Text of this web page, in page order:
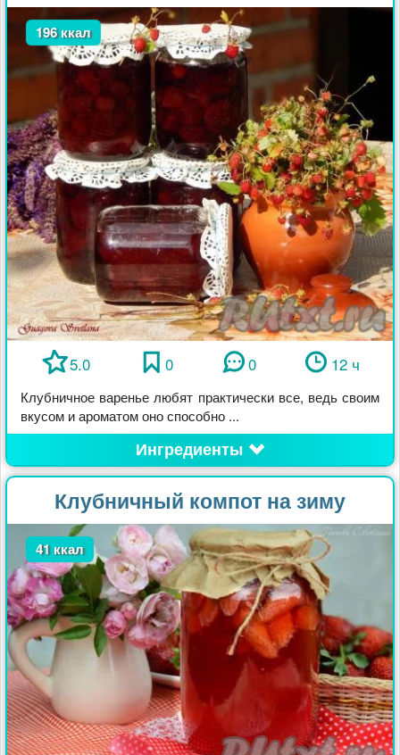
196 ккал
5.0 0 0 12 ч
Клубничное варенье любят практически все, ведь своим
вкусом и ароматом оно способно ...
Ингредиенты
Клубничный компот на зиму
41 ккал